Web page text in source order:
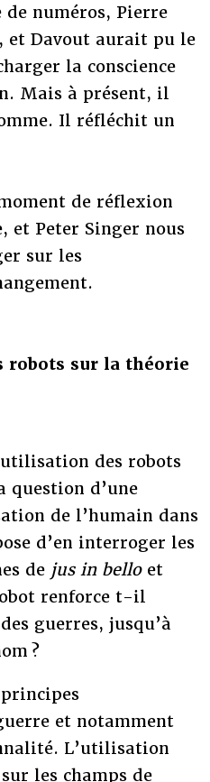
numéros, Pierre
et Davout aurait pu le
la conscience
Mais à présent, il
Il réfléchit un
de réflexion
et Peter Singer nous
sur les
robots sur la théorie
des robots
question d’une
de l’humain dans
d’en interroger les
de jus in bello et
renforce t-il
guerres, jusqu’à
?
et notamment
L’utilisation
les champs de